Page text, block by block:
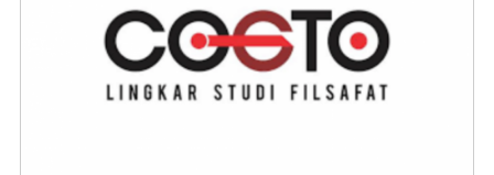
Yuk!”.
Klik
Untuk
Baca: